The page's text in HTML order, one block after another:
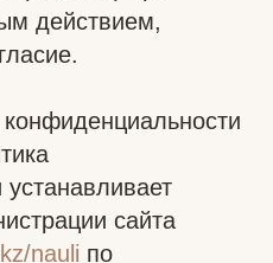
Cookies
улучшения
данные
может
доступа к